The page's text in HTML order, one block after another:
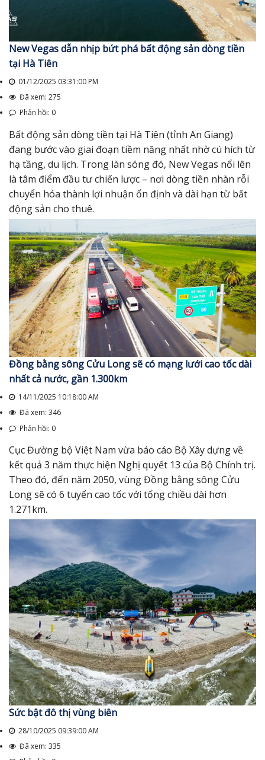
New Vegas dẫn nhịp bứt phá bất động sản dòng tiền
tại Hà Tiên
01/12/2025 03:31:00 PM
Đã xem: 275
Phản hồi: 0
Bất động sản dòng tiền tại Hà Tiên (tỉnh An Giang)
đang bước vào giai đoạn tiềm năng nhất nhờ cú hích từ
hạ tầng, du lịch. Trong làn sóng đó, New Vegas nổi lên
là tâm điểm đầu tư chiến lược – nơi dòng tiền nhàn rỗi
chuyển hóa thành lợi nhuận ổn định và dài hạn từ bất
động sản cho thuê.
Đồng bằng sông Cửu Long sẽ có mạng lưới cao tốc dài
nhất cả nước, gần 1.300km
14/11/2025 10:18:00 AM
Đã xem: 346
Phản hồi: 0
Cục Đường bộ Việt Nam vừa báo cáo Bộ Xây dựng về
kết quả 3 năm thực hiện Nghị quyết 13 của Bộ Chính trị.
Theo đó, đến năm 2050, vùng Đồng bằng sông Cửu
Long sẽ có 6 tuyến cao tốc với tổng chiều dài hơn
1.271km.
Sức bật đô thị vùng biên
28/10/2025 09:39:00 AM
Đã xem: 335